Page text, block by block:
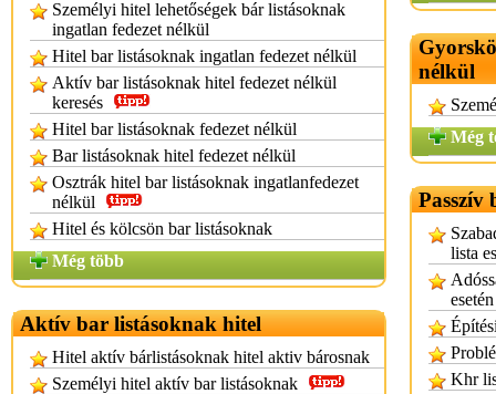
Személyi hitel lehetőségek bár listásoknak
ingatlan fedezet nélkül
Hitel bar listásoknak ingatlan fedezet nélkül
Aktív bar listásoknak hitel fedezet nélkül
keresés
Hitel bar listásoknak fedezet nélkül
Bar listásoknak hitel fedezet nélkül
Osztrák hitel bar listásoknak ingatlanfedezet
nélkül
Hitel és kölcsön bar listásoknak
Még több
Aktív bar listásoknak hitel
Hitel aktív bárlistásoknak hitel aktiv bárosnak
Személyi hitel aktív bar listásoknak
nélkül
Még
Passzív
lista
esetén
Khr